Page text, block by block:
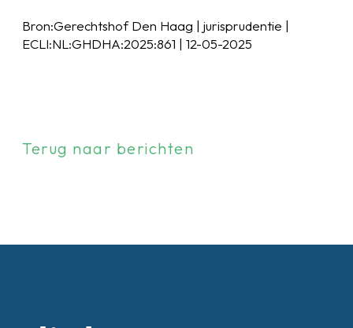
Bron:Gerechtshof Den Haag | jurisprudentie |
ECLI:NL:GHDHA:2025:861 | 12-05-2025
Terug naar berichten